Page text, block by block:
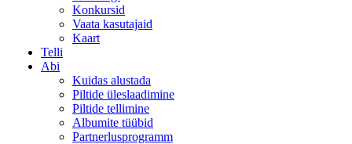
Konkursid
Vaata kasutajaid
Kaart
Telli
Abi
Kuidas alustada
Piltide üleslaadimine
Piltide tellimine
Albumite tüübid
Partnerlusprogramm